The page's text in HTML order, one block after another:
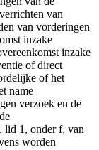
van
van vorderingen
inzake
inzake
of direct
of het
name
verzoek en de
lid 1, onder f, van
worden